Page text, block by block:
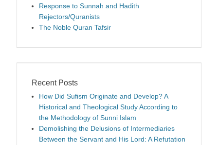
Response to Sunnah and Hadith
Rejectors/Quranists
The Noble Quran Tafsir
Recent Posts
How Did Sufism Originate and Develop? A
Historical and Theological Study According to
the Methodology of Sunni Islam
Demolishing the Delusions of Intermediaries
Between the Servant and His Lord: A Refutation